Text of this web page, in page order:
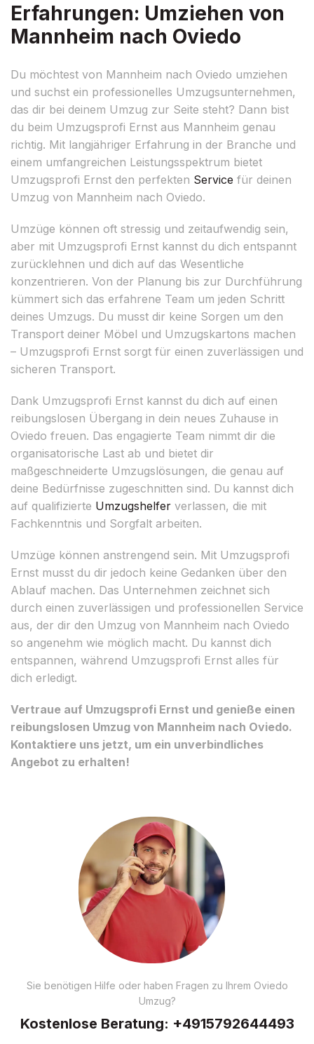
Erfahrungen: Umziehen von
Mannheim nach Oviedo
Du möchtest von Mannheim nach Oviedo umziehen
und suchst ein professionelles Umzugsunternehmen,
das dir bei deinem Umzug zur Seite steht? Dann bist
du beim Umzugsprofi Ernst aus Mannheim genau
richtig. Mit langjähriger Erfahrung in der Branche und
einem umfangreichen Leistungsspektrum bietet
Umzugsprofi Ernst den perfekten Service für deinen
Umzug von Mannheim nach Oviedo.
Umzüge können oft stressig und zeitaufwendig sein,
aber mit Umzugsprofi Ernst kannst du dich entspannt
zurücklehnen und dich auf das Wesentliche
konzentrieren. Von der Planung bis zur Durchführung
kümmert sich das erfahrene Team um jeden Schritt
deines Umzugs. Du musst dir keine Sorgen um den
Transport deiner Möbel und Umzugskartons machen
– Umzugsprofi Ernst sorgt für einen zuverlässigen und
sicheren Transport.
Dank Umzugsprofi Ernst kannst du dich auf einen
reibungslosen Übergang in dein neues Zuhause in
Oviedo freuen. Das engagierte Team nimmt dir die
organisatorische Last ab und bietet dir
maßgeschneiderte Umzugslösungen, die genau auf
deine Bedürfnisse zugeschnitten sind. Du kannst dich
auf qualifizierte Umzugshelfer verlassen, die mit
Fachkenntnis und Sorgfalt arbeiten.
Umzüge können anstrengend sein. Mit Umzugsprofi
Ernst musst du dir jedoch keine Gedanken über den
Ablauf machen. Das Unternehmen zeichnet sich
durch einen zuverlässigen und professionellen Service
aus, der dir den Umzug von Mannheim nach Oviedo
so angenehm wie möglich macht. Du kannst dich
entspannen, während Umzugsprofi Ernst alles für
dich erledigt.
Vertraue auf Umzugsprofi Ernst und genieße einen
reibungslosen Umzug von Mannheim nach Oviedo.
Kontaktiere uns jetzt, um ein unverbindliches
Angebot zu erhalten!
Sie benötigen Hilfe oder haben Fragen zu Ihrem Oviedo
Umzug?
Kostenlose Beratung: +4915792644493